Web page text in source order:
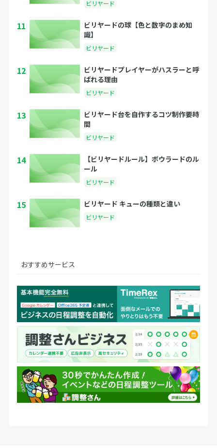
ビリヤード
11
ビリヤードの球【色と数字のまめ知
識】
ビリヤード
12
ビリヤードプレイヤーがハスラーと呼
ばれる理由
ビリヤード
13
ビリヤード台を自作するコツ制作要時
間
ビリヤード
14
【ビリヤードルール】ボウラードのル
ール
ビリヤード
15 ビリヤード キューの種類と違い
ビリヤード
おすすめサービス